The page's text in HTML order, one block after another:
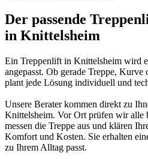
Der passende
in Knittelsheim
Ein Treppenlift in Knittelsheim wird
angepasst. Ob gerade Treppe, Kurve
plant jede Lösung individuell und
Unsere Berater kommen direkt zu
Knittelsheim. Vor Ort prüfen wir alle
messen die Treppe aus und klären
Komfort und Kosten. Sie erhalten
zu Ihrem Alltag passt.